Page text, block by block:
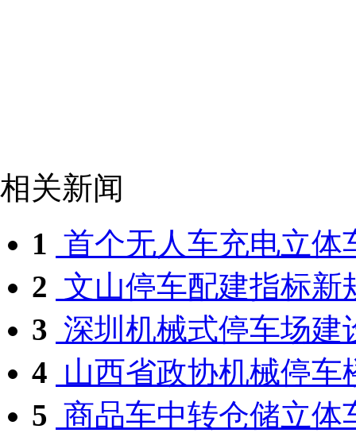
相关新闻
1 首个无人车充电立体
2 文山停车配建指标新
3 深圳机械式停车场建
4 山西省政协机械停车
5 商品车中转仓储立体